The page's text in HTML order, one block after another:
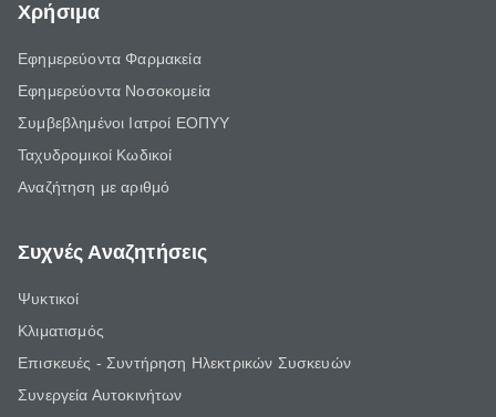
Χρήσιμα
Εφημερεύοντα Φαρμακεία
Εφημερεύοντα Νοσοκομεία
Συμβεβλημένοι Ιατροί ΕΟΠΥΥ
Ταχυδρομικοί Κωδικοί
Αναζήτηση με αριθμό
Συχνές Αναζητήσεις
Ψυκτικοί
Κλιματισμός
Επισκευές - Συντήρηση Ηλεκτρικών Συσκευών
Συνεργεία Αυτοκινήτων